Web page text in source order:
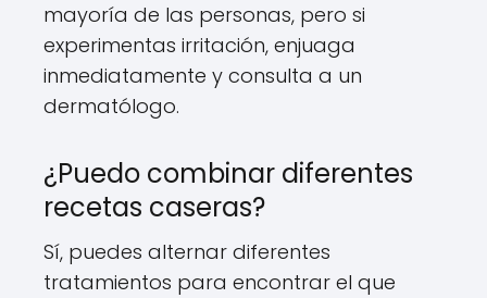
mayoría de las personas, pero si
experimentas irritación, enjuaga
inmediatamente y consulta a un
dermatólogo.
¿Puedo combinar diferentes
recetas caseras?
Sí, puedes alternar diferentes
tratamientos para encontrar el que